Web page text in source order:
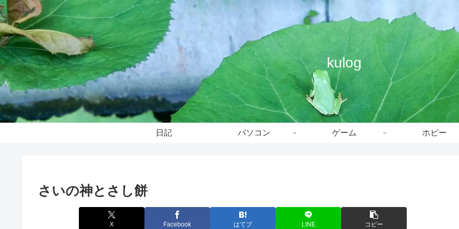
kulog
日記 パソコン ゲーム ホビー
さいの神とさし餅
X Facebook はてブ LINE コピー